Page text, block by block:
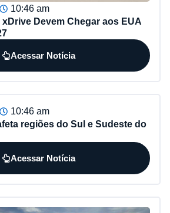
10:46 am
xDrive Devem Chegar aos EUA
Acessar Notícia
10:46 am
regiões do Sul e Sudeste do
Acessar Notícia